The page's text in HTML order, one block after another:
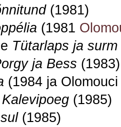
(1981)
(1981
Tütarlaps ja surm
ja Bess (1983)
(1984 ja
Kalevipoeg (1985)
(1985)